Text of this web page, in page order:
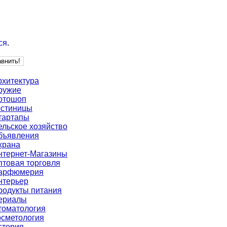
.
хозяйство
Магазины
торговля
питания